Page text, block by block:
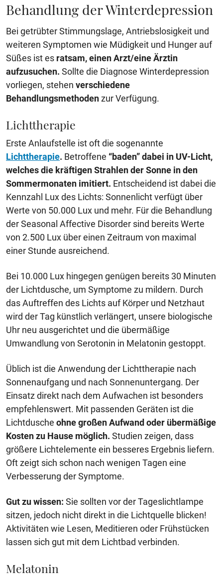
Behandlung der Winterdepression
Bei getrübter Stimmungslage, Antriebslosigkeit und
weiteren Symptomen wie Müdigkeit und Hunger auf
Süßes ist es ratsam, einen Arzt/eine Ärztin
aufzusuchen. Sollte die Diagnose Winterdepression
vorliegen, stehen verschiedene
Behandlungsmethodenzur Verfügung.
Lichttherapie
Erste Anlaufstelle ist oft die sogenannte
Lichttherapie. Betroffene “baden” dabei in UV-Licht,
welches die kräftigen Strahlen der Sonne in den
Sommermonaten imitiert. Entscheidend ist dabei die
Kennzahl Lux des Lichts: Sonnenlicht verfügt über
Werte von 50.000 Lux und mehr. Für die Behandlung
der Seasonal Affective Disorder sind bereits Werte
von 2.500 Lux über einen Zeitraum von maximal
einer Stunde ausreichend.
Bei 10.000 Lux hingegen genügen bereits 30 Minuten
der Lichtdusche, um Symptome zu mildern. Durch
das Auftreffen des Lichts auf Körper und Netzhaut
wird der Tag künstlich verlängert, unsere biologische
Uhr neu ausgerichtet und die übermäßige
Umwandlung von Serotonin in Melatonin gestoppt.
Üblich ist die Anwendung der Lichttherapie nach
Sonnenaufgang und nach Sonnenuntergang. Der
Einsatz direkt nach dem Aufwachen ist besonders
empfehlenswert. Mit passenden Geräten ist die
Lichtdusche ohne großen Aufwand oder übermäßige
Kosten zu Hause möglich. Studien zeigen, dass
größere Lichtelemente ein besseres Ergebnis liefern.
Oft zeigt sich schon nach wenigen Tagen eine
Verbesserung der Symptome.
Gut zu wissen: Sie sollten vor der Tageslichtlampe
sitzen, jedoch nicht direkt in die Lichtquelle blicken!
Aktivitäten wie Lesen, Meditieren oder Frühstücken
lassen sich gut mit dem Lichtbad verbinden.
Melatonin